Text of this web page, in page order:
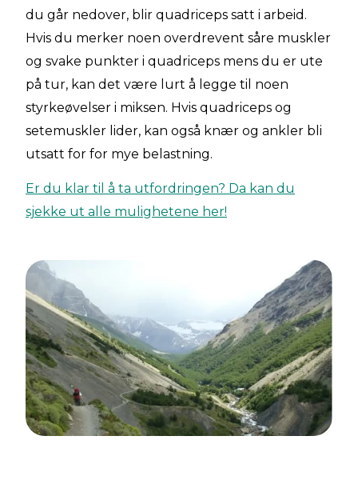
du går nedover, blir quadriceps satt i arbeid.
Hvis du merker noen overdrevent såre muskler
og svake punkter i quadriceps mens du er ute
på tur, kan det være lurt å legge til noen
styrkeøvelser i miksen. Hvis quadriceps og
setemuskler lider, kan også knær og ankler bli
utsatt for for mye belastning.
Er du klar til å ta utfordringen? Da kan du
sjekke ut alle mulighetene her!